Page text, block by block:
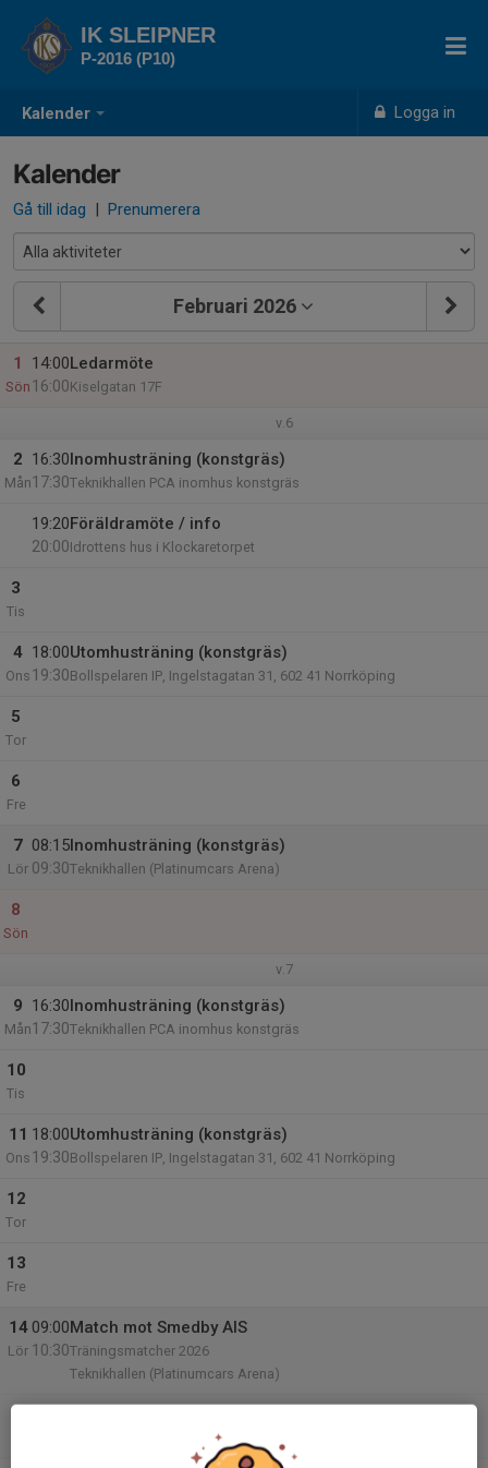
Kalender Logga in
IK SLEIPNER
P-2016 (P10)
Kalender
Gå till idag | Prenumerera
Februari 2026
1
Sön
14:00
16:00
Ledarmöte
Kiselgatan 17F
v.6
2
Mån
16:30
17:30
Inomhusträning (konstgräs)
Teknikhallen PCA inomhus konstgräs
19:20
20:00
Föräldramöte / info
Idrottens hus i Klockaretorpet
3
Tis
4
Ons
18:00
19:30
Utomhusträning (konstgräs)
Bollspelaren IP, Ingelstagatan 31, 602 41 Norrköping
5
Tor
6
Fre
7
Lör
08:15
09:30
Inomhusträning (konstgräs)
Teknikhallen (Platinumcars Arena)
8
Sön
v.7
9
Mån
16:30
17:30
Inomhusträning (konstgräs)
Teknikhallen PCA inomhus konstgräs
10
Tis
11
Ons
18:00
19:30
Utomhusträning (konstgräs)
Bollspelaren IP, Ingelstagatan 31, 602 41 Norrköping
12
Tor
13
Fre
14
Lör
09:00
10:30
Match mot Smedby AIS
Träningsmatcher 2026
Teknikhallen (Platinumcars Arena)
Teknishallen, A-sal (Fotbollsgatan 10)